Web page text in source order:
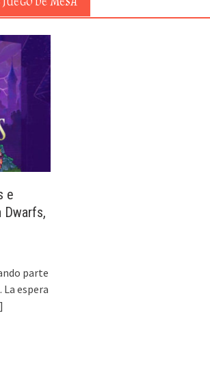
e
Dwarfs,
parte
La espera